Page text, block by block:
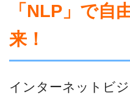
「NLP」で自
来！
インターネットビ